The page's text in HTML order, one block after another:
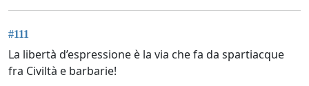
#111
La libertà d’espressione è la via che fa da spartiacque
fra Civiltà e barbarie!